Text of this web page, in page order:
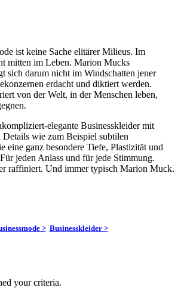
ist keine Sache elitärer Milieus. Im
mitten im Leben. Marion Mucks
sich darum nicht im Windschatten jener
erdacht und diktiert werden.
von der Welt, in der Menschen leben,
elegante Businesskleider mit
Details wie zum Beispiel subtilen
eine ganz besondere Tiefe, Plastizität und
jeden Anlass und für jede Stimmung.
raffiniert. Und immer typisch Marion Muck.
> Businesskleider >
your criteria.